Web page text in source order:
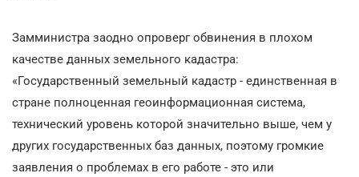
Замминистра заодно опроверг обвинения в плохом
качестве данных земельного кадастра:
«Государственный земельный кадастр - единственная в
стране полноценная геоинформационная система,
технический уровень которой значительно выше, чем у
других государственных баз данных, поэтому громкие
заявления о проблемах в его работе - это или